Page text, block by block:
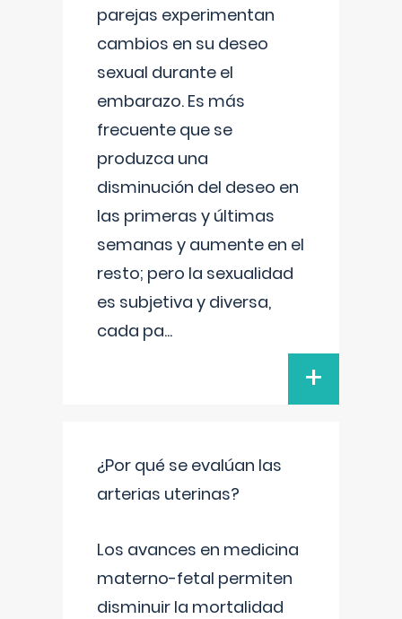
parejas experimentan
cambios en su deseo
sexual durante el
embarazo. Es más
frecuente que se
produzca una
disminución del deseo en
las primeras y últimas
semanas y aumente en el
resto; pero la sexualidad
es subjetiva y diversa,
cada pa...
+
¿Por qué se evalúan las
arterias uterinas?
Los avances en medicina
materno-fetal permiten
disminuir la mortalidad